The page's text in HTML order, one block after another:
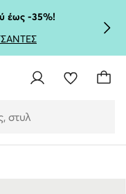
έως -35%!
στυλ